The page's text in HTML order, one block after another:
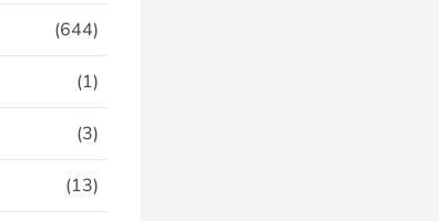
(644)
(1)
(3)
(13)